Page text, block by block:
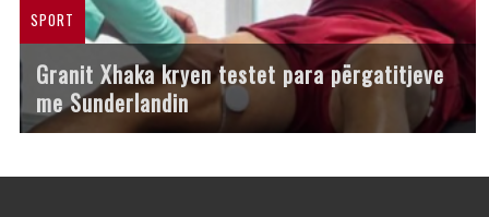
SPORT
Granit Xhaka kryen testet para përgatitjeve
me Sunderlandin